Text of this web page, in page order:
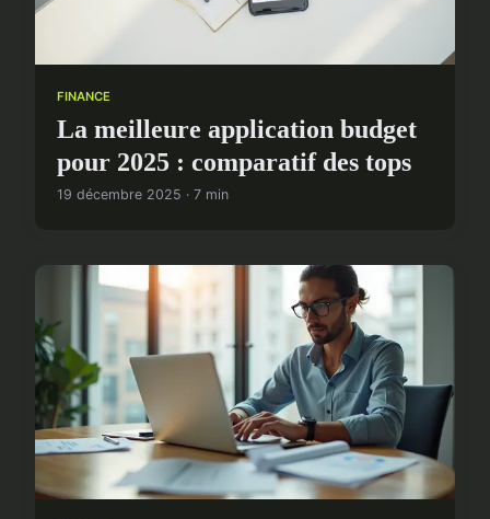
FINANCE
La meilleure application budget
pour 2025 : comparatif des tops
19 décembre 2025 · 7 min